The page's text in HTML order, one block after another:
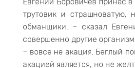
трутовик и страшноватую,
обманщики. – сказал
совершенно другие
– вовсе не акация. Беглый
акацией является, но не